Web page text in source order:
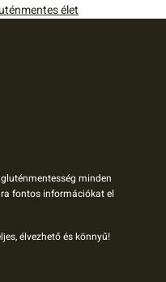
élet
minden
fontos információkat el
élvezhető és könnyű!